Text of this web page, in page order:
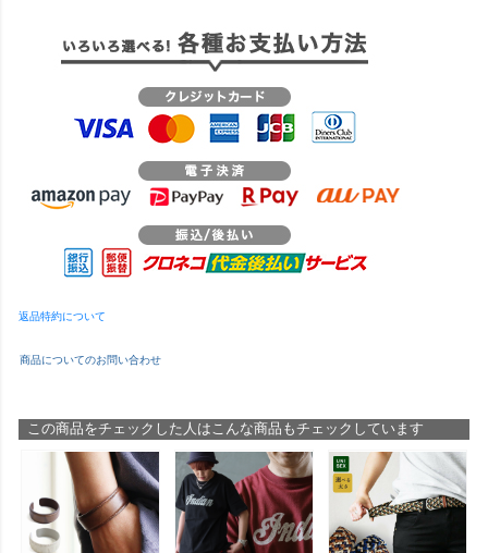
返品特約について
商品についてのお問い合わせ
この商品をチェックした人はこんな商品もチェックしています